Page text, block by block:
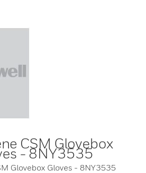
CSM Glovebox
- 8NY3535
Glovebox Gloves - 8NY3535